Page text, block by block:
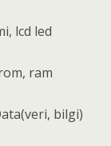
lcd led
ram
bilgi)